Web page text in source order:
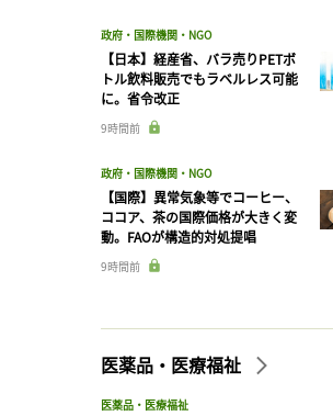
政府・国際機関・NGO
【日本】経産省、バラ売りPETボ
トル飲料販売でもラベルレス可能
に。省令改正
9時間前
政府・国際機関・NGO
【国際】異常気象等でコーヒー、
ココア、茶の国際価格が大きく変
動。FAOが構造的対処提唱
9時間前
医薬品・医療福祉
医薬品・医療福祉